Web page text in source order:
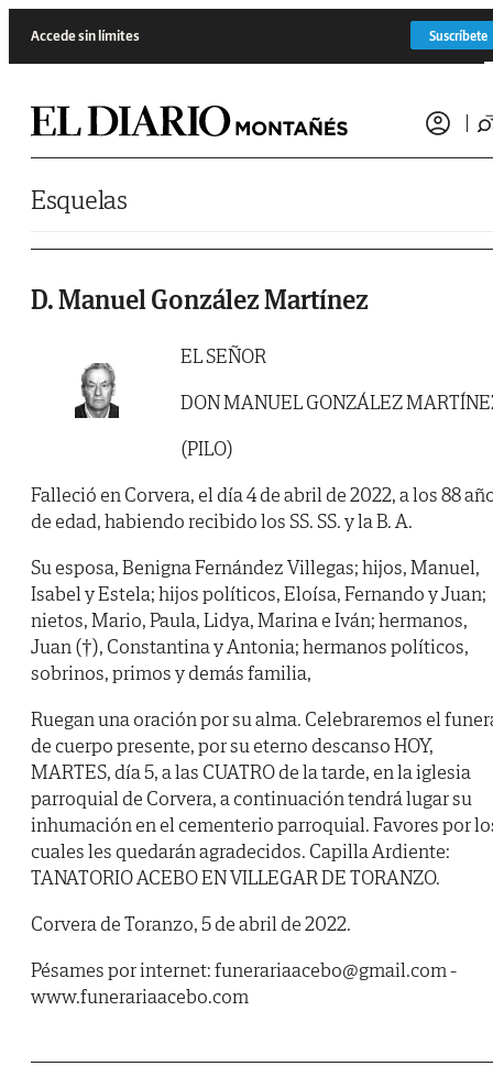
Accede sin límites Suscríbete
Esquelas
D. Manuel González Martínez
EL SEÑOR
DON MANUEL GONZÁLEZ
(PILO)
Falleció en Corvera, el día 4 de abril de 2022, a los 88
de edad, habiendo recibido los SS. SS. y la B. A.
Su esposa, Benigna Fernández Villegas; hijos, Manuel,
Isabel y Estela; hijos políticos, Eloísa, Fernando y Juan;
nietos, Mario, Paula, Lidya, Marina e Iván; hermanos,
Juan (†), Constantina y Antonia; hermanos políticos,
sobrinos, primos y demás familia,
Ruegan una oración por su alma. Celebraremos el
de cuerpo presente, por su eterno descanso HOY,
MARTES, día 5, a las CUATRO de la tarde, en la iglesia
parroquial de Corvera, a continuación tendrá lugar su
inhumación en el cementerio parroquial. Favores por
cuales les quedarán agradecidos. Capilla Ardiente:
TANATORIO ACEBO EN VILLEGAR DE TORANZO.
Corvera de Toranzo, 5 de abril de 2022.
Pésames por internet: funerariaacebo@gmail.com -
www.funerariaacebo.com